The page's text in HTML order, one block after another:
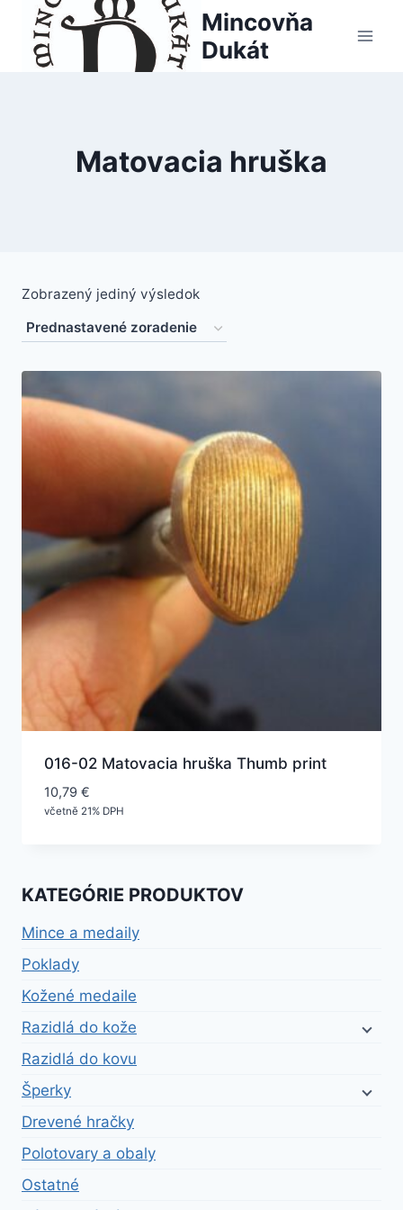
content
Mincovňa
Dukát
Matovacia hruška
Zobrazený jediný výsledok
016-02 Matovacia hruška Thumb print
10,79 €
včetně 21% DPH
KATEGÓRIE PRODUKTOV
Mince a medaily
Poklady
Kožené medaile
Razidlá do kože
Razidlá do kovu
Šperky
Drevené hračky
Polotovary a obaly
Ostatné